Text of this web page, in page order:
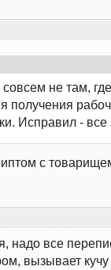
не там,
получения
Исправил -
с
надо все
вызывает кучу